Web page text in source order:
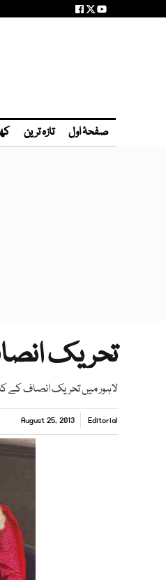
صفحۂ اول تازہ ترین
تحریک
لاہور میں تحریک انصاف کے
Editorial
August 25, 2013